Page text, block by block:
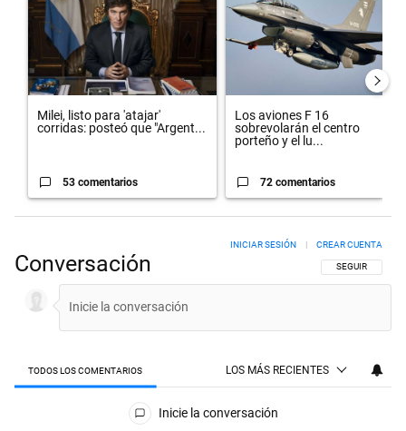
Milei, listo para 'atajar'
corridas: posteó que "Argent...
53 comentarios
Los aviones F 16
sobrevolarán el centro
porteño y el lu...
72 comentarios
Conversación SIGA ESTA
SEGUIR
INICIAR SESIÓN | CREAR CUENTA
TODOS LOS COMENTARIOS LOS MÁS RECIENTES
Todos los comentarios
Inicie la conversación